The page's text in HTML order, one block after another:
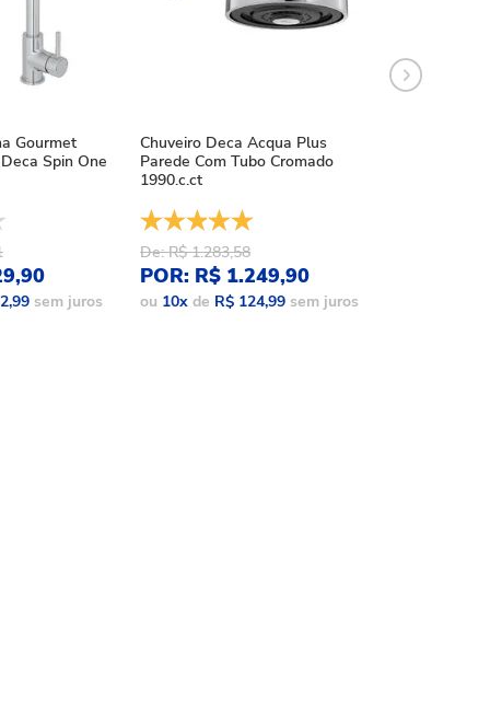
Gourmet
Spin One
sem juros
Chuveiro Deca Acqua Plus
Parede Com Tubo Cromado
1990.c.ct
De: R$ 1.283,58
POR: R$ 1.249,90
ou 10x de R$ 124,99 sem juros